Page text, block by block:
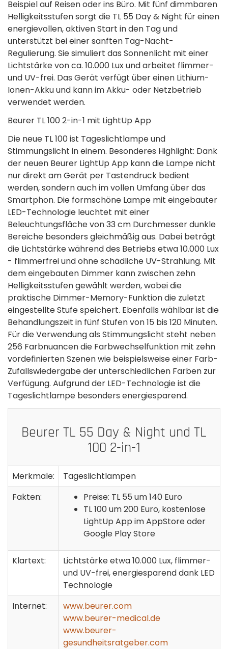
Beispiel auf Reisen oder ins Büro. Mit fünf dimmbaren
Helligkeitsstufen sorgt die TL 55 Day & Night für einen
energievollen, aktiven Start in den Tag und
unterstützt bei einer sanften Tag-Nacht-
Regulierung. Sie simuliert das Sonnenlicht mit einer
Lichtstärke von ca. 10.000 Lux und arbeitet flimmer-
und UV-frei. Das Gerät verfügt über einen Lithium-
Ionen-Akku und kann im Akku- oder Netzbetrieb
verwendet werden.
Beurer TL 100 2-in-1 mit LightUp App
Die neue TL 100 ist Tageslichtlampe und
Stimmungslicht in einem. Besonderes Highlight: Dank
der neuen Beurer LightUp App kann die Lampe nicht
nur direkt am Gerät per Tastendruck bedient
werden, sondern auch im vollen Umfang über das
Smartphon. Die formschöne Lampe mit eingebauter
LED-Technologie leuchtet mit einer
Beleuchtungsfläche von 33 cm Durchmesser dunkle
Bereiche besonders gleichmäßig aus. Dabei beträgt
die Lichtstärke während des Betriebs etwa 10.000 Lux
- flimmerfrei und ohne schädliche UV-Strahlung. Mit
dem eingebauten Dimmer kann zwischen zehn
Helligkeitsstufen gewählt werden, wobei die
praktische Dimmer-Memory-Funktion die zuletzt
eingestellte Stufe speichert. Ebenfalls wählbar ist die
Behandlungszeit in fünf Stufen von 15 bis 120 Minuten.
Für die Verwendung als Stimmungslicht steht neben
256 Farbnuancen die Farbwechselfunktion mit zehn
vordefinierten Szenen wie beispielsweise einer Farb-
Zufallswiedergabe der unterschiedlichen Farben zur
Verfügung. Aufgrund der LED-Technologie ist die
Tageslichtlampe besonders energiesparend.
Beurer TL 55 Day & Night und TL
100 2-in-1
Merkmale:
Tageslichtlampen
Fakten:
Preise: TL 55 um 140 Euro
TL 100 um 200 Euro, kostenlose
LightUp App im AppStore oder
Google Play Store
Klartext:
Lichtstärke etwa 10.000 Lux, flimmer-
und UV-frei, energiesparend dank LED
Technologie
Internet:
www.beurer.com
www.beurer-medical.de
www.beurer-
gesundheitsratgeber.com